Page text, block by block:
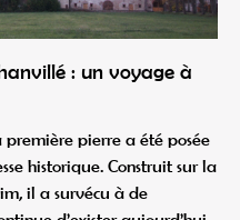
: un voyage à
pierre a été posée
historique. Construit sur la
il a survécu à de